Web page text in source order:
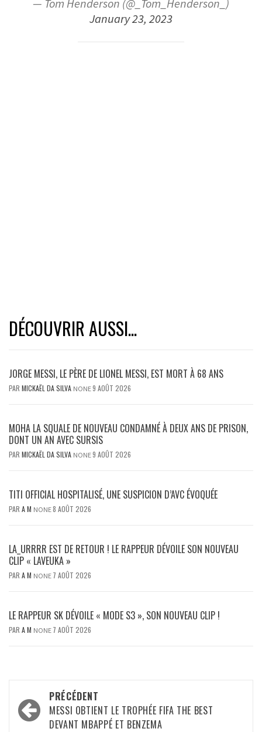
— Tom Henderson (@_Tom_Henderson_)
January 23, 2023
DÉCOUVRIR AUSSI...
JORGE MESSI, LE PÈRE DE LIONEL MESSI, EST MORT À 68 ANS
PAR MICKAËL DA SILVA NONE9 AOÛT 2026
MOHA LA SQUALE DE NOUVEAU CONDAMNÉ À DEUX ANS DE PRISON,
DONT UN AN AVEC SURSIS
PAR MICKAËL DA SILVA NONE9 AOÛT 2026
TITI OFFICIAL HOSPITALISÉ, UNE SUSPICION D’AVC ÉVOQUÉE
PAR A M NONE8 AOÛT 2026
LA_URRRR EST DE RETOUR ! LE RAPPEUR DÉVOILE SON NOUVEAU
CLIP « LAVEUKA »
PAR A M NONE 7 AOÛT 2026
LE RAPPEUR SK DÉVOILE « MODE S3 », SON NOUVEAU CLIP !
PAR A M NONE 7 AOÛT 2026
Navigation
d’article
PRÉCÉDENT
MESSI OBTIENT LE TROPHÉE FIFA THE BEST
DEVANT MBAPPÉ ET BENZEMA